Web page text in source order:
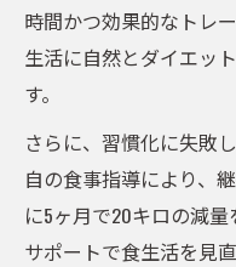
時間かつ効果的なトレ
生活に自然とダイエッ
す。
さらに、習慣化に失敗
自の食事指導により、
に5ヶ月で20キロの減
サポートで食生活を見